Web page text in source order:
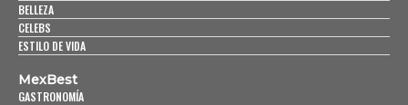
BELLEZA
CELEBS
ESTILO DE VIDA
MexBest
GASTRONOMÍA